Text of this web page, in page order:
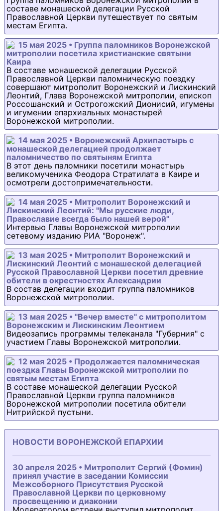
составе монашеской делегации Русской
Православной Церкви путешествует по святым
местам Египта.
15 мая 2025 • Группа паломников Воронежской
митрополии посетила христианские святыни
Каира
В составе монашеской делегации Русской
Православной Церкви паломническую поездку
совершают митрополит Воронежский и Лискинский
Леонтий, Глава Воронежской митрополии, епископ
Россошанский и Острогожский Дионисий, игумены
и игумении епархиальных монастырей
Воронежской митрополии.
14 мая 2025 • Воронежский Архипастырь с
монашеской делегацией продолжает
паломничество по святыням Египта
В этот день паломники посетили монастырь
великомученика Феодора Стратилата в Каире и
осмотрели достопримечательности.
14 мая 2025 • Митрополит Воронежский и
Лискинский Леонтий: "Мы русские люди,
Православие всегда было нашей верой"
Интервью Главы Воронежской митрополии
сетевому изданию РИА "Воронеж".
13 мая 2025 • Митрополит Воронежский и
Лискинский Леонтий с монашеской делегацией
Русской Православной Церкви посетил древние
обители в окрестностях Александрии
В состав делегации входит группа паломников
Воронежской митрополии.
13 мая 2025 • "Вечер вместе" с митрополитом
Воронежским и Лискинским Леонтием
Видеозапись программы телеканала "Губерния" с
участием Главы Воронежской митрополии.
12 мая 2025 • Продолжается паломническая
поездка Главы Воронежской митрополии по
святым местам Египта
В составе монашеской делегации Русской
Православной Церкви группа паломников
Воронежской митрополии посетила обители
Нитрийской пустыни.
НОВОСТИ ВОРОНЕЖСКОЙ ЕПАРХИИ
30 апреля 2025 • Митрополит Сергий (Фомин)
принял участие в заседании Комиссии
Межсоборного Присутствия Русской
Православной Церкви по церковному
просвещению и диаконии